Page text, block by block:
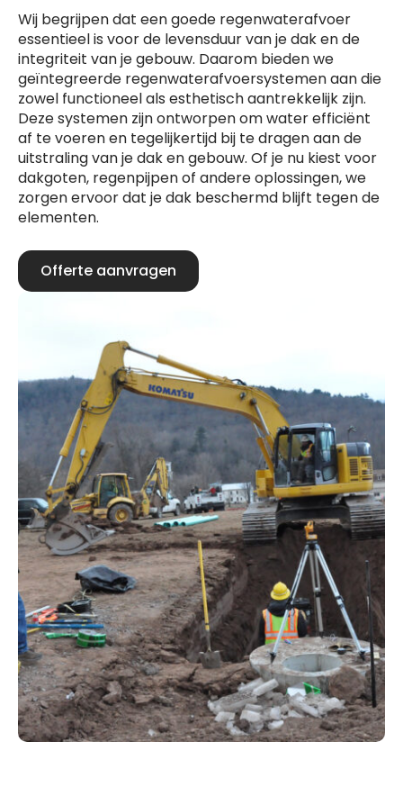
Wij begrijpen dat een goede regenwaterafvoer
essentieel is voor de levensduur van je dak en de
integriteit van je gebouw. Daarom bieden we
geïntegreerde regenwaterafvoersystemen aan die
zowel functioneel als esthetisch aantrekkelijk zijn.
Deze systemen zijn ontworpen om water efficiënt
af te voeren en tegelijkertijd bij te dragen aan de
uitstraling van je dak en gebouw. Of je nu kiest voor
dakgoten, regenpijpen of andere oplossingen, we
zorgen ervoor dat je dak beschermd blijft tegen de
elementen.
Offerte aanvragen